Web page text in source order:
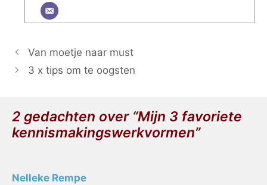
Van moetje naar must
3 x tips om te oogsten
2 gedachten over “Mijn 3 favoriete
kennismakingswerkvormen”
Nelleke Rempe